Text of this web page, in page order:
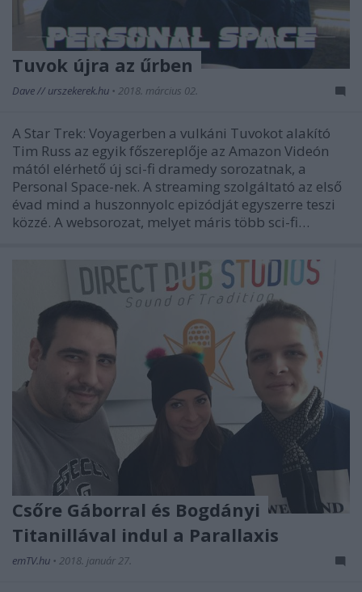
Tuvok újra az űrben
Dave // urszekerek.hu • 2018. március 02.
A Star Trek: Voyagerben a vulkáni Tuvokot alakító
Tim Russ az egyik főszereplője az Amazon Videón
mától elérhető új sci-fi dramedy sorozatnak, a
Personal Space-nek. A streaming szolgáltató az első
évad mind a huszonnyolc epizódját egyszerre teszi
közzé. A websorozat, melyet máris több sci-fi…
Csőre Gáborral és Bogdányi
Titanillával indul a Parallaxis
emTV.hu • 2018. január 27.